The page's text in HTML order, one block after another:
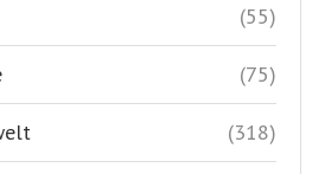
(55)
(75)
(318)